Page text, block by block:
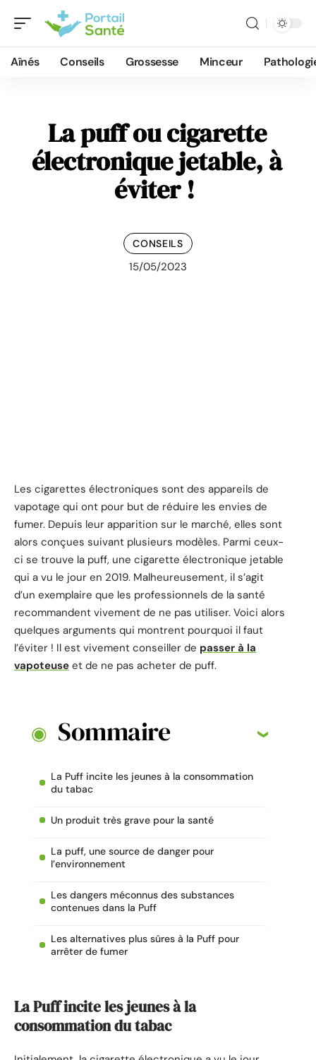
Aînés Conseils Grossesse Minceur
La puff ou cigarette
électronique jetable, à
éviter !
CONSEILS
15/05/2023
Les cigarettes électroniques sont des appareils de
vapotage qui ont pour but de réduire les envies de
fumer. Depuis leur apparition sur le marché, elles sont
alors conçues suivant plusieurs modèles. Parmi ceux-
ci se trouve la puff, une cigarette électronique jetable
qui a vu le jour en 2019. Malheureusement, il s’agit
d’un exemplaire que les professionnels de la santé
recommandent vivement de ne pas utiliser. Voici alors
quelques arguments qui montrent pourquoi il faut
l’éviter ! Il est vivement conseiller de passer à la
vapoteuse et de ne pas acheter de puff.
Sommaire
La Puff incite les jeunes à la consommation
du tabac
Un produit très grave pour la santé
La puff, une source de danger pour
l’environnement
Les dangers méconnus des substances
contenues dans la Puff
Les alternatives plus sûres à la Puff pour
arrêter de fumer
La Puff incite les jeunes à la
consommation du tabac